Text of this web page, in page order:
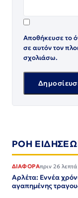
Αποθήκευσε το
σε αυτόν τον
σχολιάσω.
ΡΟΗ
ΔΙΑΦΟΡΑπριν 26 λεπτά
Αρλέτα: Εννέα
αγαπημένης